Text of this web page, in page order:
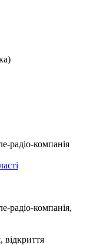
радіо-компанія
радіо-компанія,
відкриття